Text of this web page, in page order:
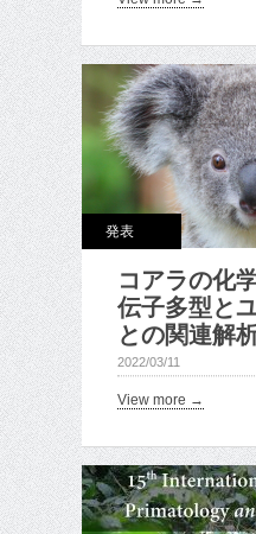
発表
コアラの化
伝子多型と
との関連解
2022/03/11
View more →